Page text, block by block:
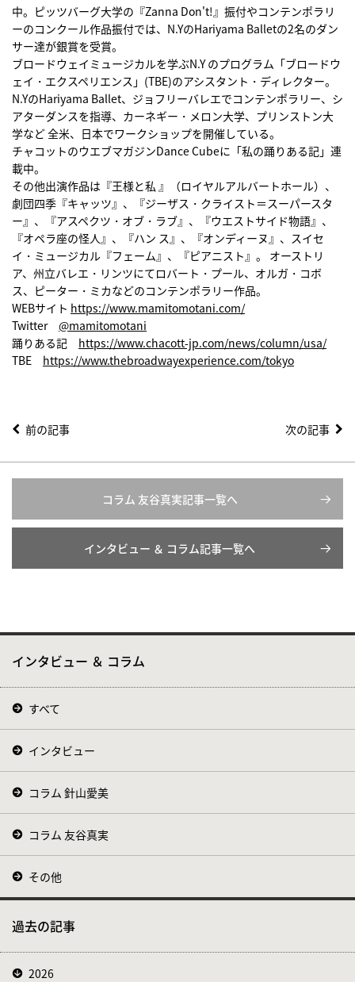
中。ピッツバーグ大学の『Zanna Don't!』振付やコンテンポラリ
ーのコンクール作品振付では、N.YのHariyama Balletの2名のダン
サー達が銀賞を受賞。
ブロードウェイミュージカルを学ぶN.Y のプログラム「ブロードウ
ェイ・エクスペリエンス」(TBE)のアシスタント・ディレクター。
N.YのHariyama Ballet、ジョフリーバレエでコンテンポラリー、シ
アターダンスを指導、カーネギー・メロン大学、プリンストン大
学など 全米、日本でワークショップを開催している。
チャコットのウエブマガジンDance Cubeに「私の踊りある記」連
載中。
その他出演作品は『王様と私 』（ロイヤルアルバートホール）、
劇団四季『キャッツ』、『ジーザス・クライスト＝スーパースタ
ー』、『アスペクツ・オブ・ラブ』、『ウエストサイド物語』、
『オペラ座の怪人』、『ハン ス』、『オンディーヌ』、スイセ
イ・ミュージカル『フェーム』、『ピアニスト』。 オーストリ
ア、州立バレエ・リンツにてロバート・プール、オルガ・コボ
ス、ピーター・ミカなどのコンテンポラリー作品。
WEBサイト https://www.mamitomotani.com/
Twitter @mamitomotani
踊りある記 https://www.chacott-jp.com/news/column/usa/
TBE https://www.thebroadwayexperience.com/tokyo
前の記事 次の記事
コラム 友谷真実記事一覧へ
インタビュー ＆ コラム記事一覧へ
インタビュー ＆ コラム
すべて
インタビュー
コラム 針山愛美
コラム 友谷真実
その他
過去の記事
2026